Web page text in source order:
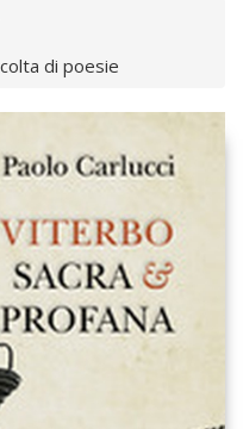
di poesie